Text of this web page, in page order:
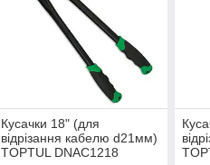
Кусачки 18" (для
відрізання кабелю d21мм)
TOPTUL DNAC1218